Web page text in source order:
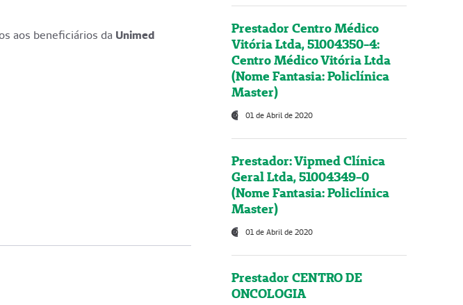
aos beneficiários da Unimed
Prestador Centro Médico
Vitória Ltda, 51004350-4:
Centro Médico Vitória Ltda
(Nome Fantasia: Policlínica
Master)
01 de Abril de 2020
Prestador: Vipmed Clínica
Geral Ltda, 51004349-0
(Nome Fantasia: Policlínica
Master)
01 de Abril de 2020
Prestador CENTRO DE
ONCOLOGIA